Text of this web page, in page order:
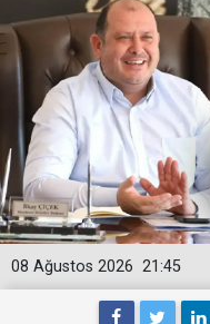
21:45
08 Ağustos 2026